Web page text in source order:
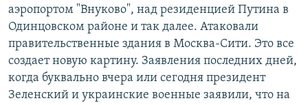
аэропортом "Внуково", над резиденцией Путина в
Одинцовском районе и так далее. Атаковали
правительственные здания в Москва-Сити. Это все
создает новую картину. Заявления последних дней,
когда буквально вчера или сегодня президент
Зеленский и украинские военные заявили, что на